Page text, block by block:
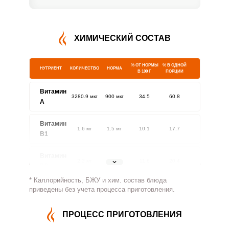
ХИМИЧЕСКИЙ СОСТАВ
НУТРИЕНТ КОЛИЧЕСТВО НОРМА
% ОТ НОРМЫ
В 100 Г
% В ОДНОЙ
ПОРЦИИ
Витамин
A
3280.9 мкг 900 мкг 34.5 60.8
Витамин
В1
1.6 мг 1.5 мг 10.1 17.7
1.8 мг
Витамин
462.8 мг 500 мг 8.8 15.4
Витамин
* Каллорийность, БЖУ и хим. состав блюда
приведены без учета процесса приготовления.
ПРОЦЕСС ПРИГОТОВЛЕНИЯ